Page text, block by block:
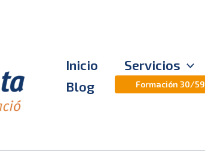
Inicio Servicios
Blog
Formación 30/59